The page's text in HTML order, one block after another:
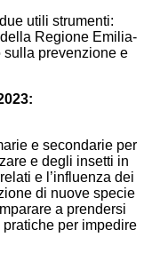
utili strumenti:
Regione Emilia-
sulla prevenzione e
e secondarie per
e degli insetti in
e l’influenza dei
di nuove specie
a prendersi
per impedire